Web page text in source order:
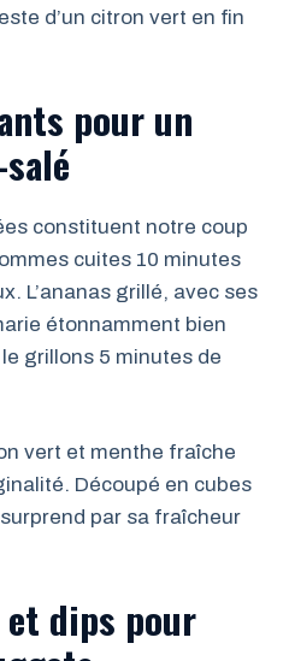
d’un citron vert en fin
pour un
constituent notre coup
cuites 10 minutes
L’ananas grillé, avec ses
étonnamment bien
grillons 5 minutes de
vert et menthe fraîche
Découpé en cubes
par sa fraîcheur
et dips pour